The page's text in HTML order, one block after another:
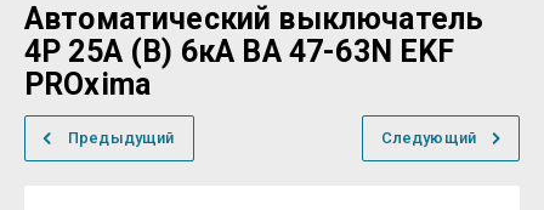
Автоматический выключатель
4P 25А (B) 6кА ВА 47-63N EKF
PROxima
Предыдущий Следующий